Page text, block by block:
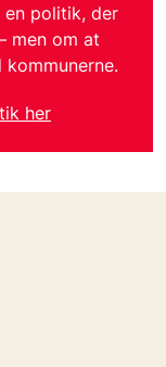
en politik, der
men om at
her